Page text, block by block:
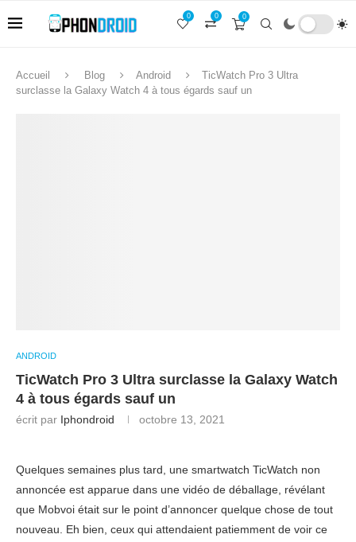
0
0
0
Accueil Blog Android
TicWatch Pro 3 Ultra
surclasse la Galaxy Watch 4 à tous égards sauf un
ANDROID
TicWatch Pro 3 Ultra surclasse la Galaxy Watch
4 à tous égards sauf un
écrit par Iphondroid octobre 13, 2021
Quelques semaines plus tard, une smartwatch TicWatch non
annoncée est apparue dans une vidéo de déballage, révélant
que Mobvoi était sur le point d’annoncer quelque chose de tout
nouveau. Eh bien, ceux qui attendaient patiemment de voir ce